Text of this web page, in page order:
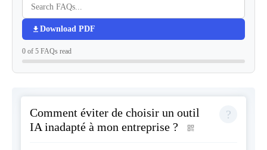
Download PDF
0 of 5 FAQs read
Comment éviter de choisir un outil
IA inadapté à mon entreprise ?